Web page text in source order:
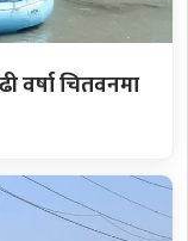
वर्षा चितवनमा